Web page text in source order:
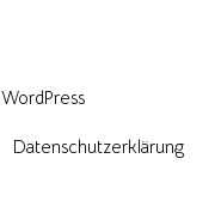
WordPress
Datenschutzerklärung